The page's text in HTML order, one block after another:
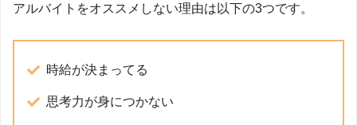
アルバイトをオススメしない理由は以下の3つです。
時給が決まってる
思考力が身につかない